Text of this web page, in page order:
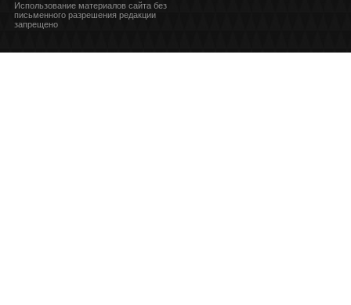
Использование материалов сайта без
письменного разрешения редакции
запрещено